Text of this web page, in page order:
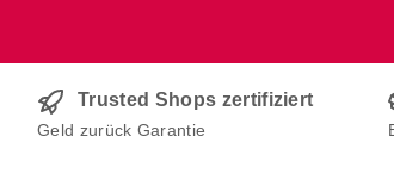
Trusted Shops zertifiziert
Geld zurück Garantie